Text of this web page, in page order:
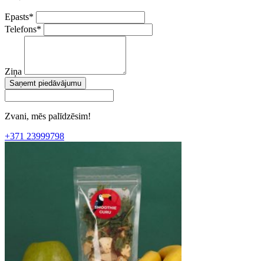
Epasts*
Telefons*
Ziņa
Saņemt piedāvājumu
Zvani, mēs palīdzēsim!
+371 23999798